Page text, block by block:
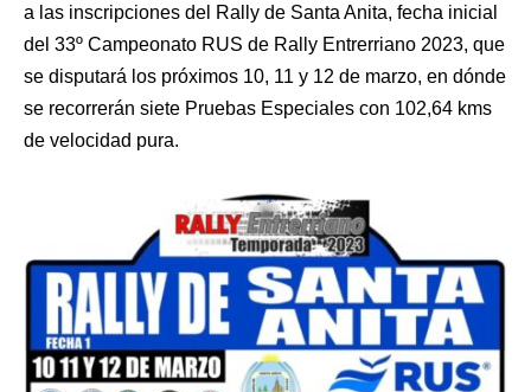
a las inscripciones del Rally de Santa Anita, fecha inicial
del 33º Campeonato RUS de Rally Entrerriano 2023, que
se disputará los próximos 10, 11 y 12 de marzo, en dónde
se recorrerán siete Pruebas Especiales con 102,64 kms
de velocidad pura.